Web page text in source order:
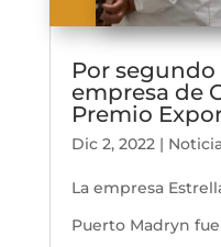
Por
empresa de
Premio
Dic 2, 2022|
La empresa
Puerto Madryn